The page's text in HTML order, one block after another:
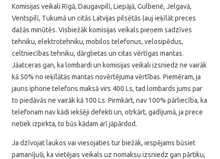
Komisijas veikali Rīgā, Daugavpilī, Liepājā, Gulbenē, Jelgavā,
Ventspilī, Tukumā un citās Latvijas pilsētās ļauj ieķīlāt preces
dažās minūtēs. Visbiežāk komisijas veikals pieņem sadzīves
tehniku, elektrotehniku, mobilos telefonus, velosipēdus,
celtniecības tehniku, dārglietas un citas vērtīgas mantas.
Jāatceras gan, ka lombardi un komisijas veikali izsniedz ne vairāk
kā 50% no ieķīlātās mantas novērtējuma vērtības. Piemēram, ja
jauns iphone telefons maksā virs 400 Ls, tad lombards jums par
to piedāvās ne vairāk kā 100 Ls. Pirmkārt, nav 100% pārliecība, ka
telefonam nav kādi iekšēji defekti un, otrkārt, gadījumā, ja prece
netiek izpirkta, to būs kādam arī jāpārdod.
Ja dzīvojat laukos vai viesojaties tur biežāk, iespējams būsiet
pamanījuši, ka vietējais veikals uz nomaksu izsniedz gan pārtiku,